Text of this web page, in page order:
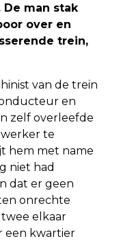
De man stak
over en
trein,
van de trein
en
zelf overleefde
te
hem met name
niet had
dat er geen
onrechte
elkaar
een kwartier